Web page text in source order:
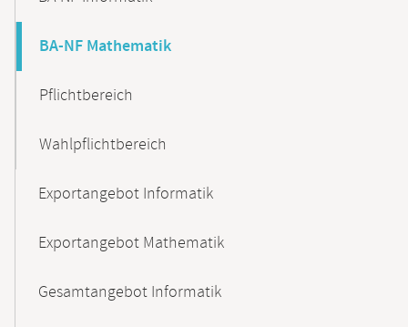
BA-NF Mathematik
Pflichtbereich
Wahlpflichtbereich
Exportangebot Informatik
Exportangebot Mathematik
Gesamtangebot Informatik